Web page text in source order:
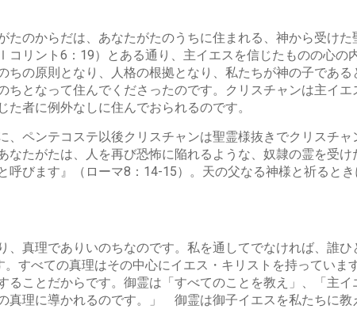
のからだは、あなたがたのうちに住まれる、神から受け
リント6：19）とある通り、主イエスを信じたものの心の
の原則となり、人格の根拠となり、私たちが神の子であ
となって住んでくださったのです。クリスチャンは主イエ
者に例外なしに住んでおられるのです。
ペンテコステ以後クリスチャンは聖霊様抜きでクリスチャ
たがたは、人を再び恐怖に陥れるような、奴隷の霊を受け
びます』（ローマ8：14-15）。天の父なる神様と祈ると
真理でありいのちなのです。私を通してでなければ、誰ひ
すべての真理はその中心にイエス・キリストを持っていま
ことだからです。御霊は「すべてのことを教え」、「主
真理に導かれるのです。」 御霊は御子イエスを私たちに教